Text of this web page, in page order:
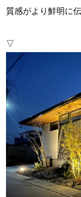
質感がより鮮明に
▽